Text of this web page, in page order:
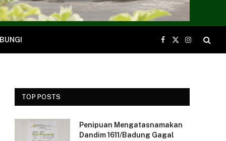
Facebook
X
(Twitter)
Instagram
TOP POSTS
Penipuan Mengatasnamakan
Dandim 1611/Badung Gagal